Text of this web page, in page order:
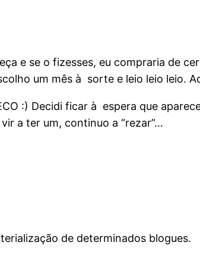
e se o fizesses, eu compraria de
um mês à sorte e leio leio leio.
:) Decidi ficar à espera que
a ter um, continuo a “rezar”…
de determinados blogues.